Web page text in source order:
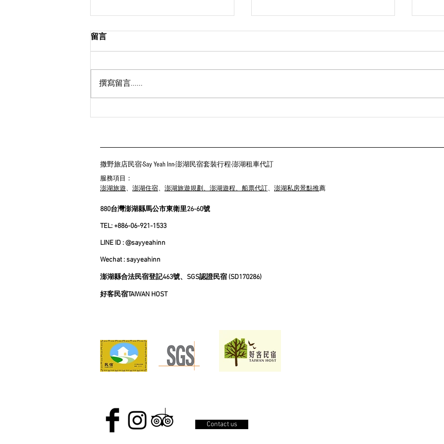
環保愛地球 減塑生活一起做 |
2026澎大海沙灘音樂祭｜卡司
留言
撰寫留言......
撒野旅店民宿-Say Yeah Inn-澎湖民宿套裝行程-​澎湖租車代訂
服務項目：
澎湖旅遊、 澎湖住宿、 澎湖旅遊規劃、澎湖遊程、船票代訂、 澎湖私房景點推薦
880台灣澎湖縣馬公市東衛里26-60號
TEL: +886-06-921-1533
LINE ID : @sayyeahinn
Wechat : sayyeahinn
澎湖縣合法民宿登記463號、SGS認證民宿 (SD170286)
好客民宿TAIWAN HOST
Contact us